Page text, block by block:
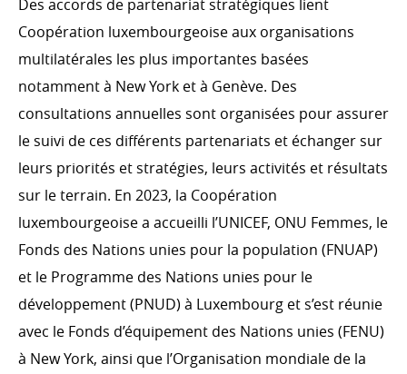
ACTION HUMANITAIRE
Introduction
Crises internationales
Territoires palestiniens occupés (TPO)
Séismes en Turquie et Syrie
Ukraine
Sécurité nutritionnelle et alimentaire
Présidence du Groupe des donateurs de soutien
d’OCHA (ODSG)
Humanitarian Innovation Accelerator
Des accords de partenariat stratégiques lient
Coopération luxembourgeoise aux organisations
multilatérales les plus importantes basées
notamment à New York et à Genève. Des
consultations annuelles sont organisées pour assurer
le suivi de ces différents partenariats et échanger sur
leurs priorités et stratégies, leurs activités et résultats
sur le terrain. En 2023, la Coopération
luxembourgeoise a accueilli l’UNICEF, ONU Femmes, le
Fonds des Nations unies pour la population (FNUAP)
et le Programme des Nations unies pour le
développement (PNUD) à Luxembourg et s’est réunie
avec le Fonds d’équipement des Nations unies (FENU)
à New York, ainsi que l’Organisation mondiale de la